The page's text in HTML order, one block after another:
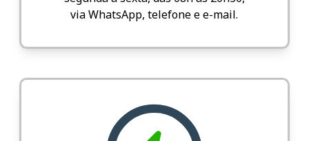
via WhatsApp, telefone e e-mail.